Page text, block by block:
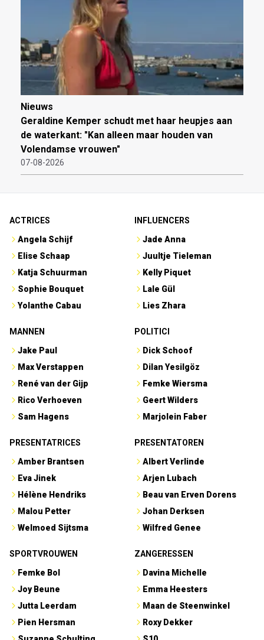
Nieuws
Geraldine Kemper schudt met haar heupjes aan
de waterkant: "Kan alleen maar houden van
Volendamse vrouwen"
07-08-2026
ACTRICES
Angela Schijf
Elise Schaap
Katja Schuurman
Sophie Bouquet
Yolanthe Cabau
INFLUENCERS
Jade Anna
Juultje Tieleman
Kelly Piquet
Lale Gül
Lies Zhara
MANNEN
Jake Paul
Max Verstappen
René van der Gijp
Rico Verhoeven
Sam Hagens
POLITICI
Dick Schoof
Dilan Yesilgöz
Femke Wiersma
Geert Wilders
Marjolein Faber
PRESENTATRICES
Amber Brantsen
Eva Jinek
Hélène Hendriks
Malou Petter
Welmoed Sijtsma
PRESENTATOREN
Albert Verlinde
Arjen Lubach
Beau van Erven Dorens
Johan Derksen
Wilfred Genee
SPORTVROUWEN
Femke Bol
Joy Beune
Jutta Leerdam
Pien Hersman
ZANGERESSEN
Davina Michelle
Emma Heesters
Maan de Steenwinkel
Roxy Dekker